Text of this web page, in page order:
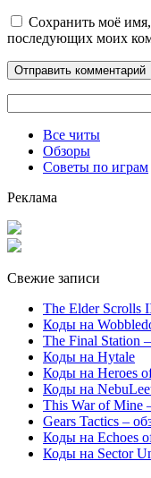
Сохранить моё имя,
последующих моих
Все читы
Обзоры
Советы по играм
Реклама
Свежие записи
The Elder Scrolls
Коды на
The Final Station
Коды на Hytale
Коды на Heroes
Коды на
This War of Mine
Gears Tactics –
Коды на Echoes
Коды на Sector